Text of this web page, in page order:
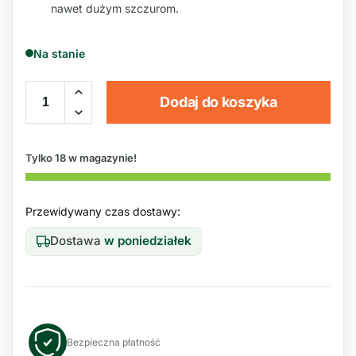
nawet dużym szczurom.
Na stanie
Dodaj do koszyka
Tylko 18 w magazynie!
Przewidywany czas dostawy:
Dostawa w poniedziałek
Bezpieczna płatność